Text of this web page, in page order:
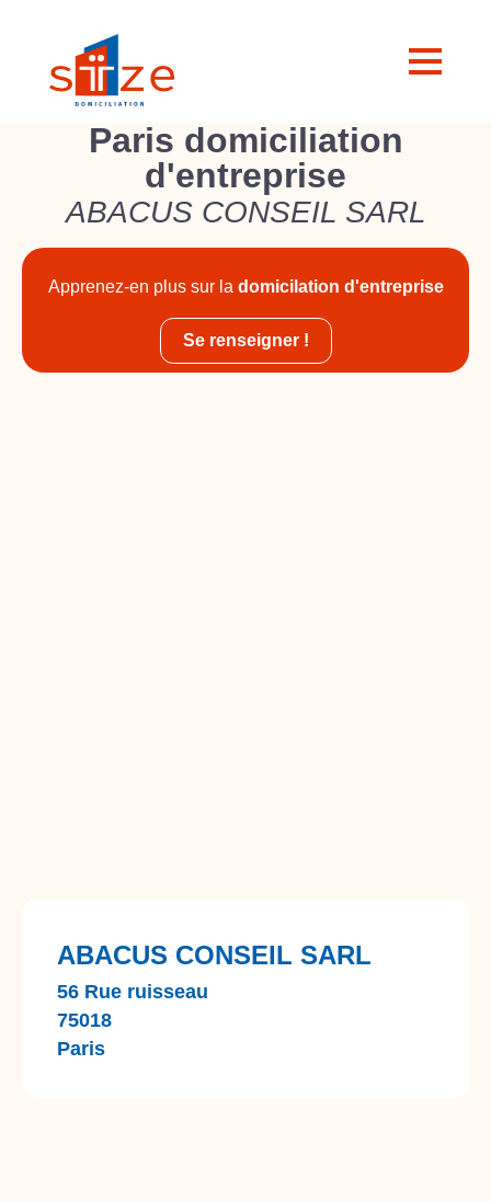
Paris domiciliation
d'entreprise
ABACUS CONSEIL SARL
Apprenez-en plus sur la domicilation d'entreprise
Se renseigner !
ABACUS CONSEIL SARL
56 Rue ruisseau
75018
Paris